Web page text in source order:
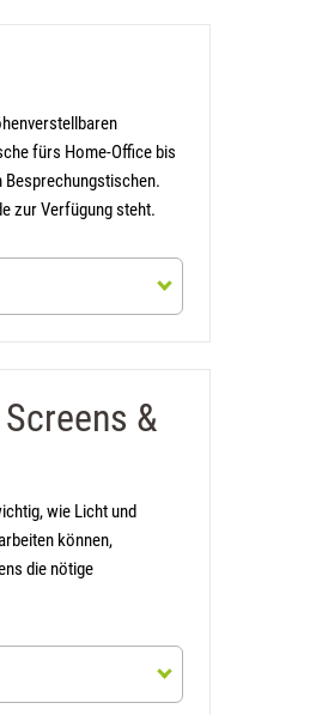
fürs Home-Office bis
Besprechungstischen.
zur Verfügung steht.
&
wie Licht und
können,
die nötige